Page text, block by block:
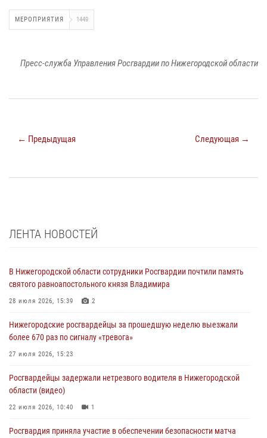
МЕРОПРИЯТИЯ 1449
Пресс-служба Управления Росгвардии по Нижегородской области
← Предыдущая Следующая →
ЛЕНТА НОВОСТЕЙ
В Нижегородской области сотрудники Росгвардии почтили память
святого равноапостольного князя Владимира
28 июля 2026, 15:39 2
Нижегородские росгвардейцы за прошедшую неделю выезжали
более 670 раз по сигналу «тревога»
27 июля 2026, 15:23
Росгвардейцы задержали нетрезвого водителя в Нижегородской
области (видео)
22 июля 2026, 10:40 1
Росгвардия приняла участие в обеспечении безопасности матча